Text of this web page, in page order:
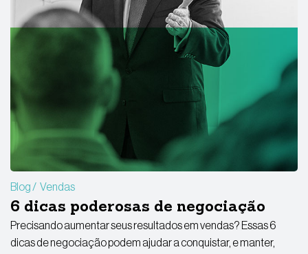
Blog Vendas
6 dicas poderosas de negociação
Precisando aumentar seus resultados em vendas? Essas 6
dicas de negociação podem ajudar a conquistar, e manter,